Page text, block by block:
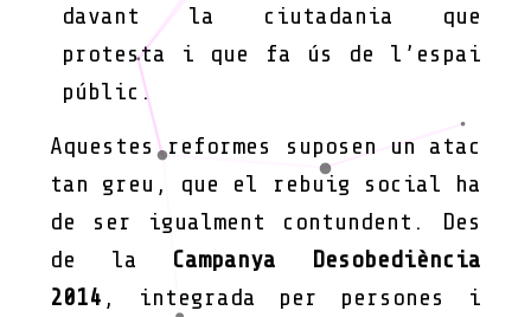
davant la ciutadania que
protesta i que fa ús de l’espai
públic.
Aquestes reformes suposen un atac
tan greu, que el rebuig social ha
de ser igualment contundent. Des
de la Campanya Desobediència
2014 , integrada per persones i